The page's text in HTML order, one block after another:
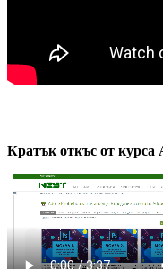
Кратък откъс от курса